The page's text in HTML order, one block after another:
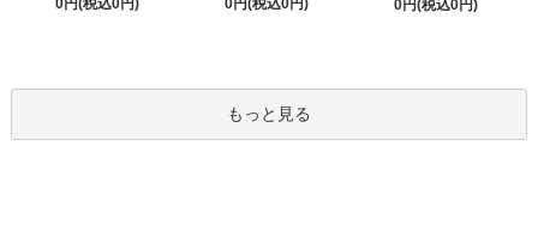
0円(税込0円)
もっと見る